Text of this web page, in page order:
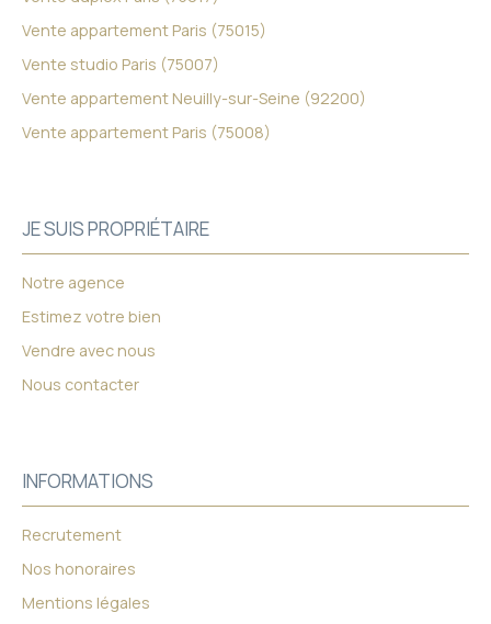
Vente appartement Paris (75015)
Vente studio Paris (75007)
Vente appartement Neuilly-sur-Seine (92200)
Vente appartement Paris (75008)
JE SUIS PROPRIÉTAIRE
Notre agence
Estimez votre bien
Vendre avec nous
Nous contacter
INFORMATIONS
Recrutement
Nos honoraires
Mentions légales